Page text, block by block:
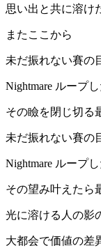
思い出と共に溶け
またここから
未だ振れない賽の
Nightmare ループ
その瞼を閉じ切る
未だ振れない賽の
Nightmare ループ
その望み叶えたら
光に溶ける人の影
大都会で価値の差